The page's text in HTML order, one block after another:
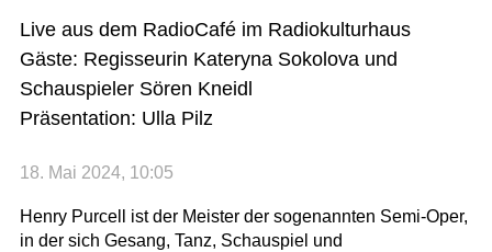
Live aus dem RadioCafé im Radiokulturhaus
Gäste: Regisseurin Kateryna Sokolova und
Schauspieler Sören Kneidl
Präsentation: Ulla Pilz
18. Mai 2024, 10:05
Henry Purcell ist der Meister der sogenannten Semi-Oper,
in der sich Gesang, Tanz, Schauspiel und